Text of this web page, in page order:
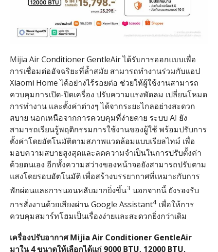
Mijia Air Conditioner GentleAir ได้รับการออกแบบเพื่อ
การเชื่อมต่ออัจฉริยะที่ล้ำสมัย สามารถทำงานร่วมกับแอป
Xiaomi Home ได้อย่างไร้รอยต่อ ช่วยให้ผู้ใช้งานสามารถ
ควบคุมการเปิด-ปิดเครื่อง ปรับความแรงพัดลม เปลี่ยนโหมด
การทำงาน และตั้งค่าต่างๆ ได้จากระยะไกลอย่างสะดวก
สบาย นอกเหนือจากการควบคุมที่ง่ายดาย ระบบ AI ยัง
สามารถเรียนรู้พฤติกรรมการใช้งานของผู้ใช้ พร้อมปรับการ
ตั้งค่าโดยอัตโนมัติตามสภาพแวดล้อมแบบเรียลไทม์ เพื่อ
มอบความสบายสูงสุดและลดความจำเป็นในการปรับตั้งค่า
ด้วยตนเอง อีกทั้งความสว่างของหน้าจอยังสามารถปรับตาม
แสงโดยรอบอัตโนมัติ เพื่อสร้างบรรยากาศที่เหมาะกับการ
พักผ่อนและการนอนหลับมากยิ่งขึ้น3 นอกจากนี้ ยังรองรับ
การสั่งงานด้วยเสียงผ่าน Google Assistant4เพื่อให้การ
ควบคุมสมาร์ทโฮมเป็นเรื่องง่ายและสะดวกยิ่งกว่าเดิม
เครื่องปรับอากาศMijia Air Conditioner GentleAir
มาใน 4 ขนาดให้เลือกได้แก่ 9000 BTU, 12000 BTU,